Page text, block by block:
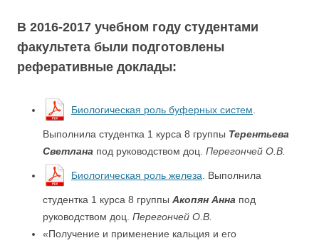
В 2016-2017 учебном году студентами
факультета были подготовлены
реферативные доклады:
Биологическая роль буферных систем
Выполнила студентка 1 курса 8 группы Терентьева
Светлана под руководством доц. Перегончей О.В.
Биологическая роль железа . Выполнила
студентка 1 курса 8 группы Акопян Анна под
руководством доц. Перегончей О.В.
«Получение и применение кальция и его